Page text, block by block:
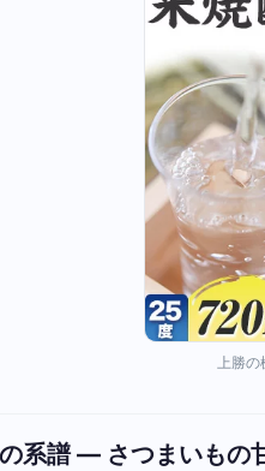
上勝
系譜 — さつまいもの